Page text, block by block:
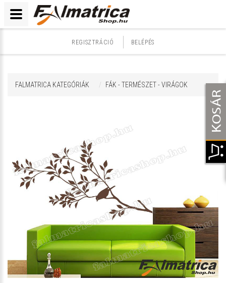
REGISZTRÁCIÓ BELÉPÉS
FALMATRICA KATEGÓRIÁK FÁK - TERMÉSZET - VIRÁGOK